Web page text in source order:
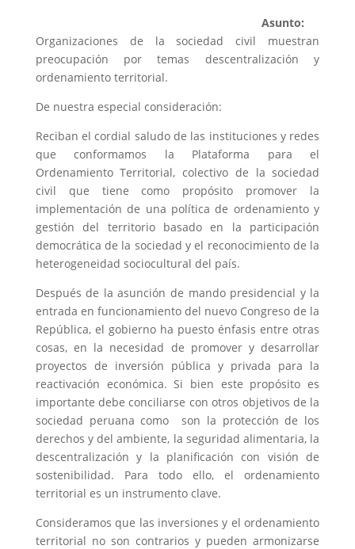
Asunto:
Organizaciones de la sociedad civil muestran
preocupación por temas descentralización y
ordenamiento territorial.
De nuestra especial consideración:
Reciban el cordial saludo de las instituciones y redes
que conformamos la Plataforma para el
Ordenamiento Territorial, colectivo de la sociedad
civil que tiene como propósito promover la
implementación de una política de ordenamiento y
gestión del territorio basado en la participación
democrática de la sociedad y el reconocimiento de la
heterogeneidad sociocultural del país.
Después de la asunción de mando presidencial y la
entrada en funcionamiento del nuevo Congreso de la
República, el gobierno ha puesto énfasis entre otras
cosas, en la necesidad de promover y desarrollar
proyectos de inversión pública y privada para la
reactivación económica. Si bien este propósito es
importante debe conciliarse con otros objetivos de la
sociedad peruana como son la protección de los
derechos y del ambiente, la seguridad alimentaria, la
descentralización y la planificación con visión de
sostenibilidad. Para todo ello, el ordenamiento
territorial es un instrumento clave.
Consideramos que las inversiones y el ordenamiento
territorial no son contrarios y pueden armonizarse